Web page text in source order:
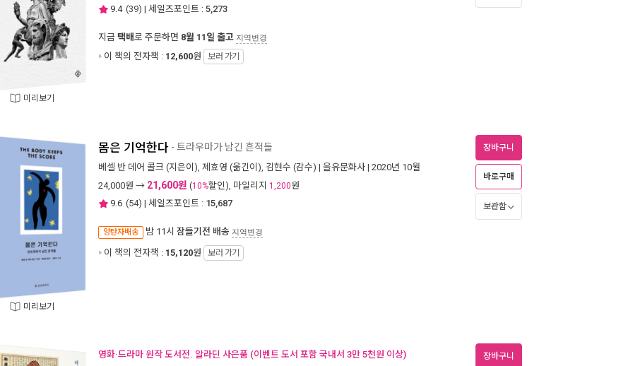
미리보기
9.4 (39) | 세일즈포인트 : 5,273
지금 택배로 주문하면 8월 11일 출고 지역변경
이 책의 전자책 : 12,600원 보러 가기
미리보기
몸은 기억한다 - 트라우마가 남긴 흔적들
베셀 반 데어 콜크 (지은이), 제효영 (옮긴이), 김현수 (감수) | 을유문화사 | 2020년 10월
24,000원 → 21,600원 (10%할인), 마일리지 1,200원
9.6 (54) | 세일즈포인트 : 15,687
양탄자배송 밤 11시 잠들기전 배송 지역변경
이 책의 전자책 : 15,120원 보러 가기
장바구니
바로구매
보관함
영화·드라마 원작 도서전. 알라딘 사은품 (이벤트 도서 포함 국내서 3만 5천원 이상) 장바구니